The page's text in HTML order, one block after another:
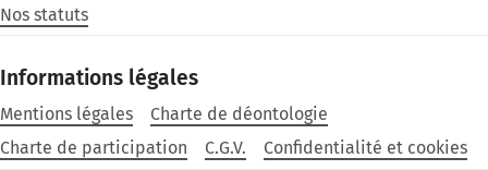
Nos statuts
Informations légales
Mentions légales
Charte de déontologie
Charte de participation
C.G.V. Confidentialité et cookies